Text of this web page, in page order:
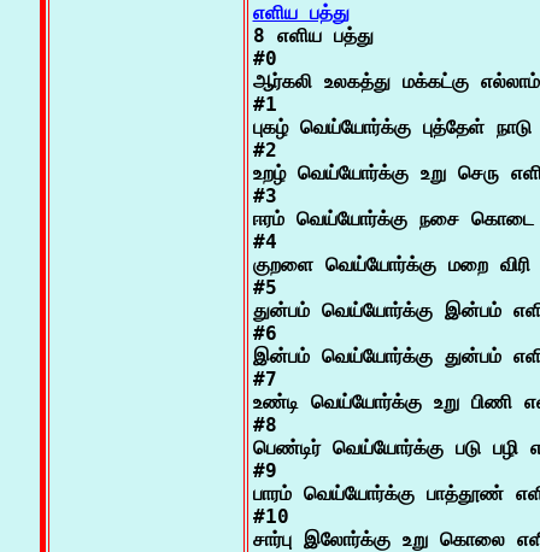
எளிய பத்து
8 எளிய பத்து
#0
ஆர்கலி உலகத்து மக்கட்கு எல்லாம்
#1
புகழ் வெய்யோர்க்கு புத்தேள் நாடு
#2
உறழ் வெய்யோர்க்கு உறு செரு
#3
ஈரம் வெய்யோர்க்கு நசை கொடை
#4
குறளை வெய்யோர்க்கு மறை விரி
#5
துன்பம் வெய்யோர்க்கு இன்பம்
#6
இன்பம் வெய்யோர்க்கு துன்பம்
#7
உண்டி வெய்யோர்க்கு உறு பிணி
#8
பெண்டிர் வெய்யோர்க்கு படு பழி
#9
பாரம் வெய்யோர்க்கு பாத்தூண்
#10
சார்பு இலோர்க்கு உறு கொலை